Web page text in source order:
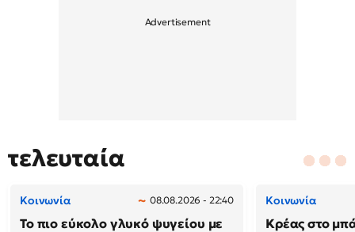
τελευταία
Κοινωνία 08.08.2026 - 22:40
Το πιο εύκολο γλυκό ψυγείου με
Κοινωνία
Κρέας στο